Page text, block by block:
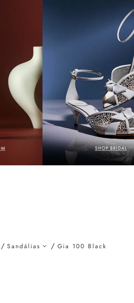
Sandálias Gia 100 Black